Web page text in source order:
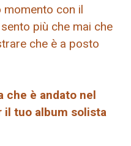
momento con il
più che mai che
che è a posto
che è andato nel
il tuo album solista